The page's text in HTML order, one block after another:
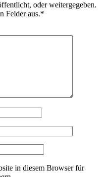
oder weitergegeben.
Felder aus.*
in diesem Browser für